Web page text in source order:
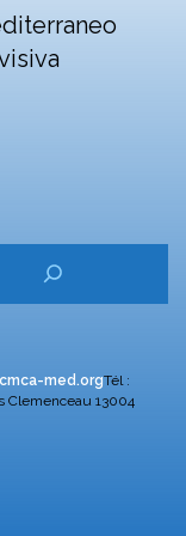
med.orgTél :
Clemenceau 13004